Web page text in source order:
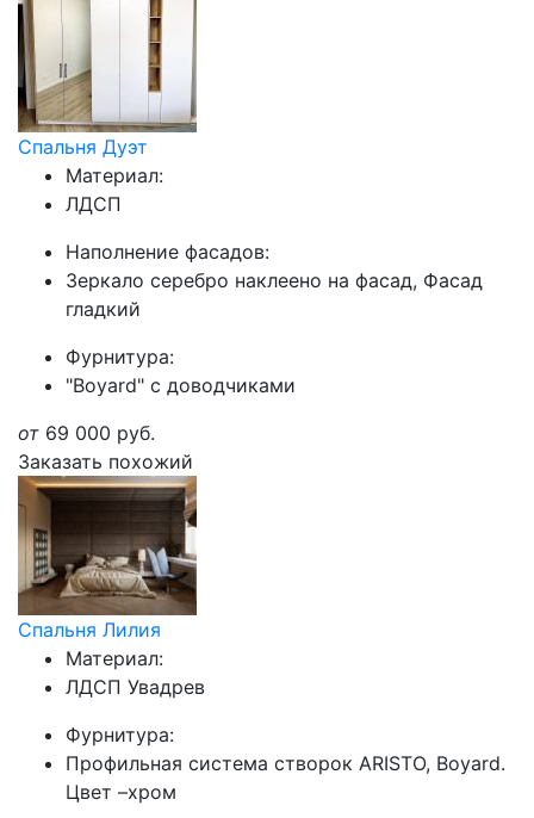
Спальня Дуэт
Материал:
ЛДСП
Наполнение фасадов:
Зеркало серебро наклеено на фасад, Фасад
гладкий
Фурнитура:
"Boyard" с доводчиками
от 69 000 руб.
Заказать похожий
Спальня Лилия
Материал:
ЛДСП Увадрев
Фурнитура:
Профильная система створок ARISTO, Boyard.
Цвет –хром